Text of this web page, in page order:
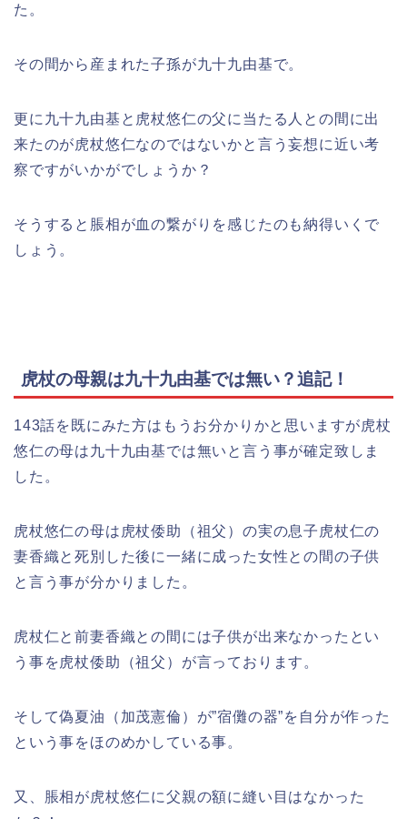
た。
その間から産まれた子孫が九十九由基で。
更に九十九由基と虎杖悠仁の父に当たる人との間に出
来たのが虎杖悠仁なのではないかと言う妄想に近い考
察ですがいかがでしょうか？
そうすると脹相が血の繋がりを感じたのも納得いくで
しょう。
虎杖の母親は九十九由基では無い？追記！
143話を既にみた方はもうお分かりかと思いますが虎杖
悠仁の母は九十九由基では無いと言う事が確定致しま
した。
虎杖悠仁の母は虎杖倭助（祖父）の実の息子虎杖仁の
妻香織と死別した後に一緒に成った女性との間の子供
と言う事が分かりました。
虎杖仁と前妻香織との間には子供が出来なかったとい
う事を虎杖倭助（祖父）が言っております。
そして偽夏油（加茂憲倫）が”宿儺の器”を自分が作った
という事をほのめかしている事。
又、脹相が虎杖悠仁に父親の額に縫い目はなかった